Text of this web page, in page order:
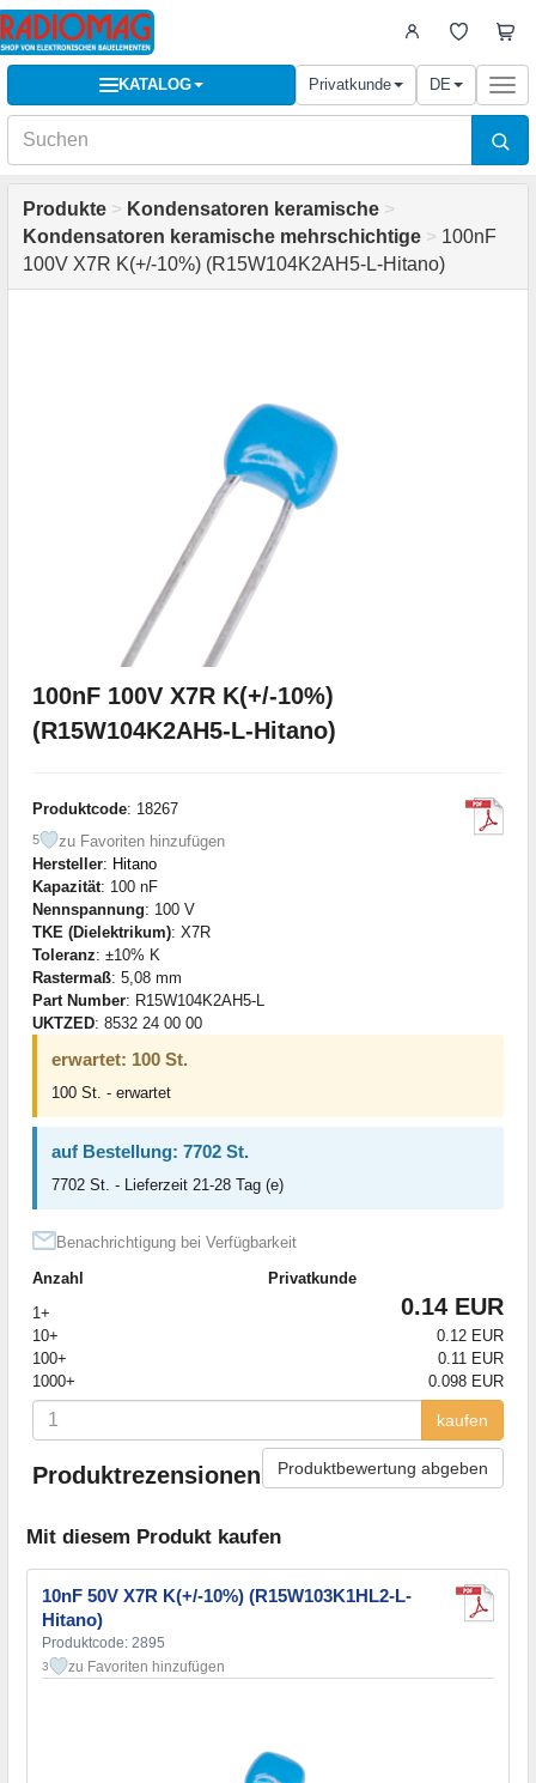
KATALOG Privatkunde DE
Produkte > Kondensatoren keramische >
Kondensatoren keramische mehrschichtige > 100nF
100V X7R K(+/-10%) (R15W104K2AH5-L-Hitano)
100nF 100V X7R K(+/-10%)
(R15W104K2AH5-L-Hitano)
Produktcode: 18267
5
zu Favoriten hinzufügen
Hersteller: Hitano
Kapazität: 100 nF
Nennspannung: 100 V
TKE (Dielektrikum): X7R
Toleranz: ±10% K
Rastermaß: 5,08 mm
Part Number: R15W104K2AH5-L
UKTZED: 8532 24 00 00
erwartet: 100 St.
100 St. - erwartet
auf Bestellung: 7702 St.
7702 St. - Lieferzeit 21-28 Tag (e)
Benachrichtigung bei Verfügbarkeit
Anzahl
Privatkunde
1+
0.14 EUR
10+
0.12 EUR
100+
0.11 EUR
1000+
0.098 EUR
kaufen
Produktrezensionen Produktbewertung abgeben
Mit diesem Produkt kaufen
10nF 50V X7R K(+/-10%) (R15W103K1HL2-L-
Hitano)
Produktcode: 2895
3 zu Favoriten hinzufügen